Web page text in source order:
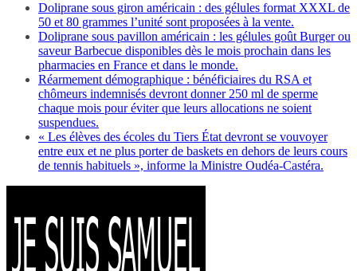
Doliprane sous giron américain : des gélules format XXXL de
50 et 80 grammes l’unité sont proposées à la vente.
Doliprane sous pavillon américain : les gélules goût Burger ou
saveur Barbecue disponibles dès le mois prochain dans les
pharmacies en France et dans le monde.
Réarmement démographique : bénéficiaires du RSA et
chômeurs indemnisés devront donner 250 ml de sperme
chaque mois pour éviter que leurs allocations ne soient
suspendues.
« Les élèves des écoles du Tiers État devront se vouvoyer
entre eux et ne plus porter de baskets en dehors de leurs cours
de tennis habituels », informe la Ministre Oudéa-Castéra.